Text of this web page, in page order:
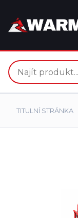
TITULNÍ STRÁNKA